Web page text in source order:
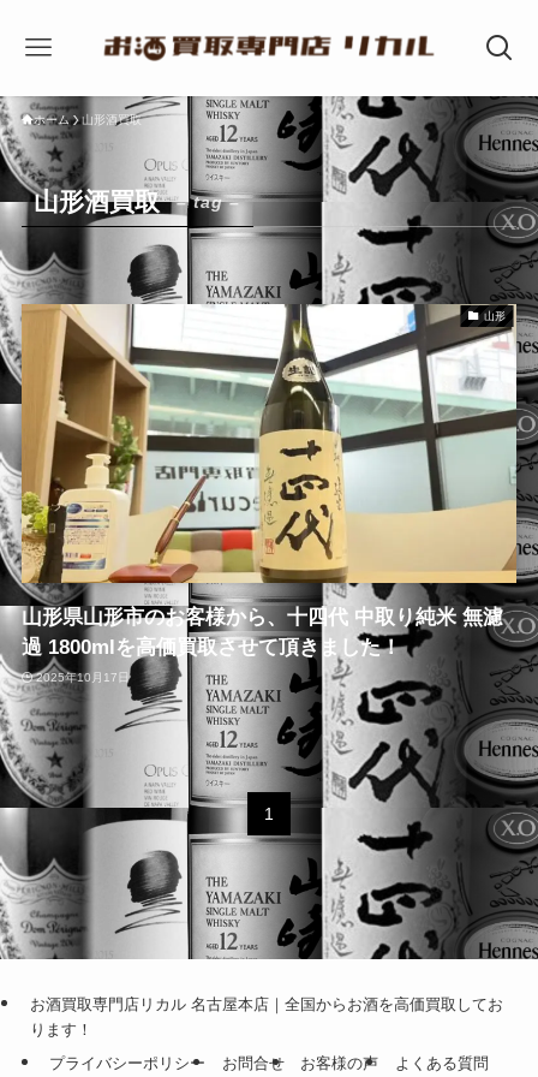
ホーム 山形酒買取
山形酒買取 – tag –
山形
山形県山形市のお客様から、十四代 中取り純米 無濾
過 1800mlを高価買取させて頂きました！
2025年10月17日
1
お酒買取専門店リカル 名古屋本店｜全国からお酒を高価買取してお
ります！
プライバシーポリシー
お問合せ お客様の声 よくある質問